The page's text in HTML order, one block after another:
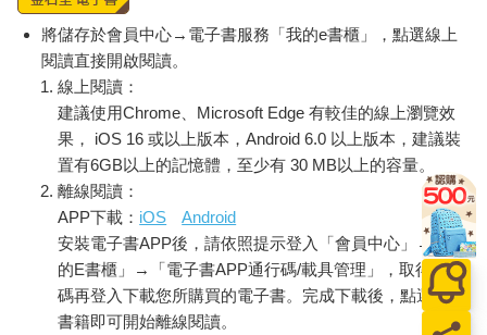
將儲存於會員中心→電子書服務「我的e書櫃」，點選線上
閱讀直接開啟閱讀。
線上閱讀：
建議使用Chrome、Microsoft Edge 有較佳的線上瀏覽效
果， iOS 16 或以上版本，Android 6.0 以上版本，建議裝
置有6GB以上的記憶體，至少有 30 MB以上的容量。
離線閱讀：
APP下載： iOS
Android
安裝電子書APP後，請依照提示登入「會員中心」→「我
的E書櫃」→「電子書APP通行碼/載具管理」，取得通行
碼再登入下載您所購買的電子書。完成下載後，點選任一
書籍即可開始離線閱讀。